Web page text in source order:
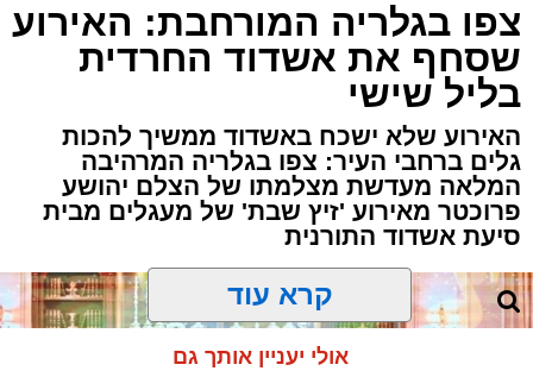
צפו בגלריה המורחבת: האירוע
שסחף את אשדוד החרדית
בליל שישי
האירוע שלא ישכח באשדוד ממשיך להכות
גלים ברחבי העיר: צפו בגלריה המרהיבה
המלאה מעדשת מצלמתו של הצלם יהושע
פרוכטר מאירוע 'זיץ שבת' של מעגלים מבית
סיעת אשדוד התורנית
קרא עוד
אולי יעניין אותך גם